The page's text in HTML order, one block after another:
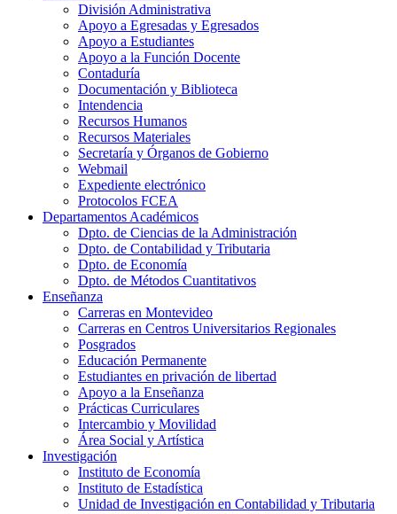
División Administrativa
Apoyo a Egresadas y Egresados
Apoyo a Estudiantes
Apoyo a la Función Docente
Contaduría
Documentación y Biblioteca
Intendencia
Recursos Humanos
Recursos Materiales
Secretaría y Órganos de Gobierno
Webmail
Expediente electrónico
Protocolos FCEA
Departamentos Académicos
Dpto. de Ciencias de la Administración
Dpto. de Contabilidad y Tributaria
Dpto. de Economía
Dpto. de Métodos Cuantitativos
Enseñanza
Carreras en Montevideo
Carreras en Centros Universitarios Regionales
Posgrados
Educación Permanente
Estudiantes en privación de libertad
Apoyo a la Enseñanza
Prácticas Curriculares
Intercambio y Movilidad
Área Social y Artística
Investigación
Instituto de Economía
Instituto de Estadística
Unidad de Investigación en Contabilidad y Tributaria